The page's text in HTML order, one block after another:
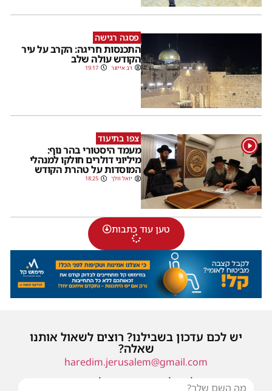
פסגה רגישה
התכנסות חריגה: הקרב על עיר
הקודש עולה שלב
דב אייזנר 19:17
1 צפו בתיעוד
מעמד היסטורי בהר נוף:
מיליוני דולרים חולקו למנהלי
המוסדות על טהרת הקודש
יואל וולך 18:25
טען עוד כתבות
יש לכם עדכון בשבילנו? רוצים לשאול אותנו
שאלה?
haredim.jerusalem@gmail.com
או שילחו אלינו פנייה ונחזור אליכם בהקדם